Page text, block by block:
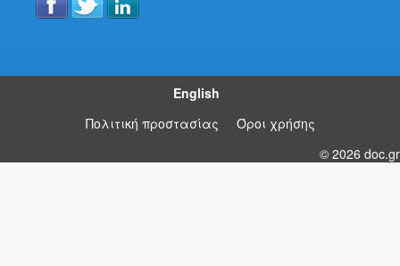
English
Πολιτική προστασίας
Όροι χρήσης
© 2026 doc.gr